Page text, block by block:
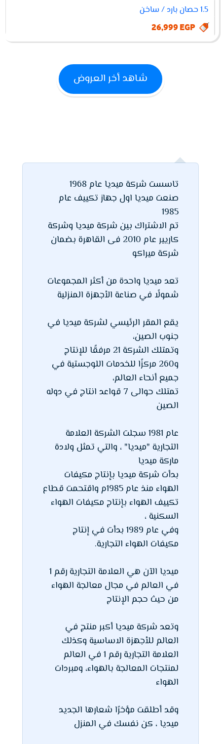
1.5 حصان بارد / ساخن
26,999 EGP
شاهد أخر العروض
تاسست شركة ميديا عام 1968
صنعت ميديا اول جهاز تكييف عام
1985
تم الاشتراك بين شركة ميديا وشركة
كاريير عام 2010 فى القاهرة بضمان
شركة ميراكو
تعد ميديا واحدة من أكثر المجموعات
شمولًا في صناعة الأجهزة المنزلية
يقع المقر الرئيسي لشركة ميديا في
جنوب الصين،
وتمتلك الشركة 21 مرفقًا للإنتاج
و260 مركزًا للخدمات اللوجستية في
جميع أنحاء العالم،
تمتلك حوالى 7 قواعد انتاج في دوله
الصين
عام 1981 سجلت الشركة العلامة
التجارية "ميديا" ، والتي تمثل ولادة
ماركة ميديا
بدأت شركة ميديا بإنتاج مكيفات
الهواء منذ عام 1985م واقتحمت قطاع
تكييف الهواء بإنتاج مكيفات الهواء
السكنية ،
وفي عام 1989 بدأت في إنتاج
مكيفات الهواء التجارية.
ميديا الآن هي العلامة التجارية رقم 1
في العالم في مجال معالجة الهواء
من حيث حجم الإنتاج
وتعد شركة ميديا أكبر منتج في
العالم للأجهزة الاساسية وكذلك
العلامة التجارية رقم 1 في العالم
لمنتجات المعالجة بالهواء، ومبردات
الهواء
وقد أطلقت مؤخرًا شعارها الجديد
ميديا ، كن نفسك في المنزل